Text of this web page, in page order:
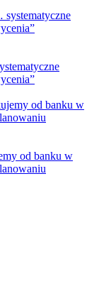
od banku w